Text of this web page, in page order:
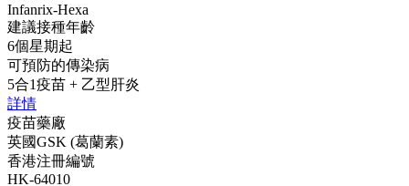
Infanrix-Hexa
建議接種年齡
6個星期起
可預防的傳染病
5合1疫苗 + 乙型肝炎
詳情
疫苗藥廠
英國GSK (葛蘭素)
香港注冊編號
HK-64010